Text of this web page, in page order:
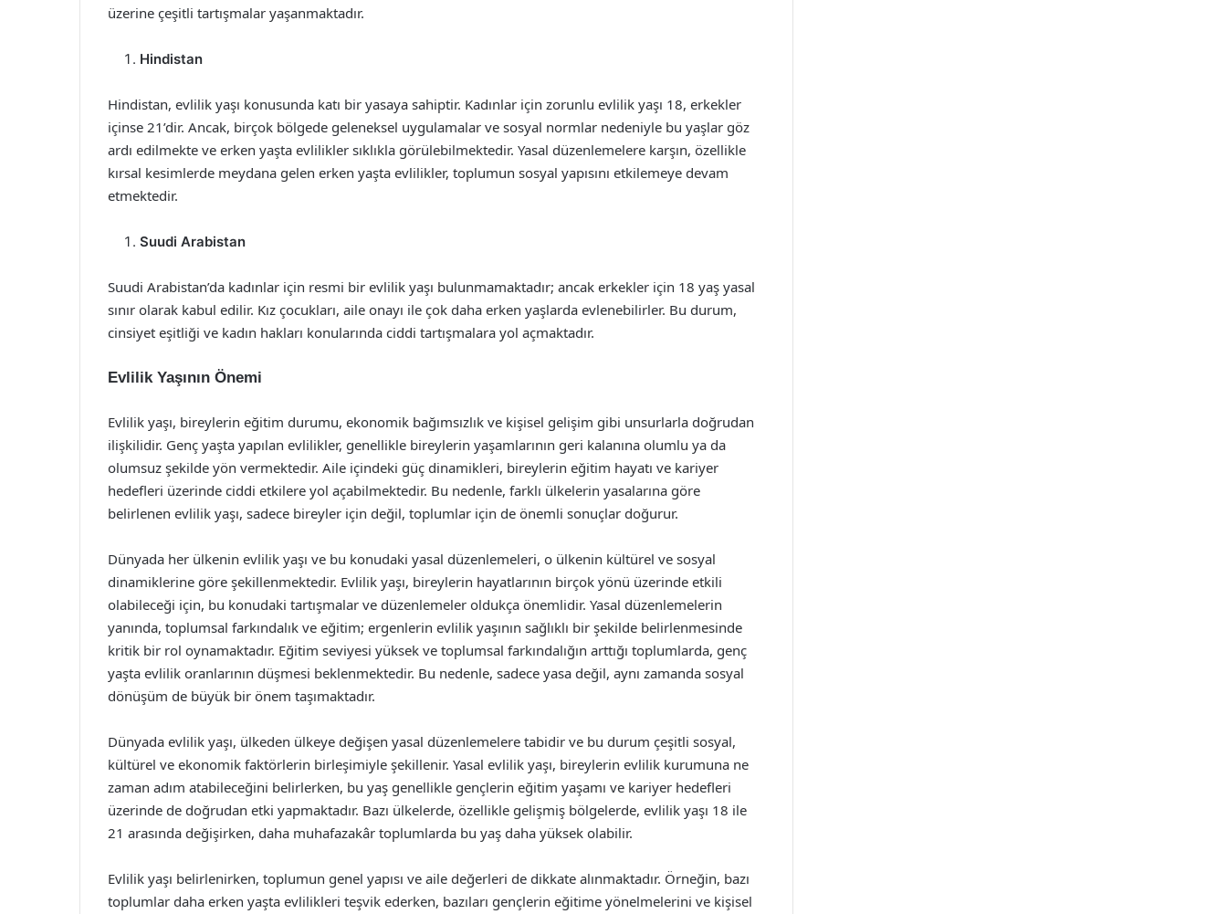
üzerine çeşitli tartışmalar yaşanmaktadır.
Hindistan
Hindistan, evlilik yaşı konusunda katı bir yasaya sahiptir. Kadınlar için zorunlu evlilik yaşı 18, erkekler
içinse 21’dir. Ancak, birçok bölgede geleneksel uygulamalar ve sosyal normlar nedeniyle bu yaşlar göz
ardı edilmekte ve erken yaşta evlilikler sıklıkla görülebilmektedir. Yasal düzenlemelere karşın, özellikle
kırsal kesimlerde meydana gelen erken yaşta evlilikler, toplumun sosyal yapısını etkilemeye devam
etmektedir.
Suudi Arabistan
Suudi Arabistan’da kadınlar için resmi bir evlilik yaşı bulunmamaktadır; ancak erkekler için 18 yaş yasal
sınır olarak kabul edilir. Kız çocukları, aile onayı ile çok daha erken yaşlarda evlenebilirler. Bu durum,
cinsiyet eşitliği ve kadın hakları konularında ciddi tartışmalara yol açmaktadır.
Evlilik Yaşının Önemi
Evlilik yaşı, bireylerin eğitim durumu, ekonomik bağımsızlık ve kişisel gelişim gibi unsurlarla doğrudan
ilişkilidir. Genç yaşta yapılan evlilikler, genellikle bireylerin yaşamlarının geri kalanına olumlu ya da
olumsuz şekilde yön vermektedir. Aile içindeki güç dinamikleri, bireylerin eğitim hayatı ve kariyer
hedefleri üzerinde ciddi etkilere yol açabilmektedir. Bu nedenle, farklı ülkelerin yasalarına göre
belirlenen evlilik yaşı, sadece bireyler için değil, toplumlar için de önemli sonuçlar doğurur.
Dünyada her ülkenin evlilik yaşı ve bu konudaki yasal düzenlemeleri, o ülkenin kültürel ve sosyal
dinamiklerine göre şekillenmektedir. Evlilik yaşı, bireylerin hayatlarının birçok yönü üzerinde etkili
olabileceği için, bu konudaki tartışmalar ve düzenlemeler oldukça önemlidir. Yasal düzenlemelerin
yanında, toplumsal farkındalık ve eğitim; ergenlerin evlilik yaşının sağlıklı bir şekilde belirlenmesinde
kritik bir rol oynamaktadır. Eğitim seviyesi yüksek ve toplumsal farkındalığın arttığı toplumlarda, genç
yaşta evlilik oranlarının düşmesi beklenmektedir. Bu nedenle, sadece yasa değil, aynı zamanda sosyal
dönüşüm de büyük bir önem taşımaktadır.
Dünyada evlilik yaşı, ülkeden ülkeye değişen yasal düzenlemelere tabidir ve bu durum çeşitli sosyal,
kültürel ve ekonomik faktörlerin birleşimiyle şekillenir. Yasal evlilik yaşı, bireylerin evlilik kurumuna ne
zaman adım atabileceğini belirlerken, bu yaş genellikle gençlerin eğitim yaşamı ve kariyer hedefleri
üzerinde de doğrudan etki yapmaktadır. Bazı ülkelerde, özellikle gelişmiş bölgelerde, evlilik yaşı 18 ile
21 arasında değişirken, daha muhafazakâr toplumlarda bu yaş daha yüksek olabilir.
Evlilik yaşı belirlenirken, toplumun genel yapısı ve aile değerleri de dikkate alınmaktadır. Örneğin, bazı
toplumlar daha erken yaşta evlilikleri teşvik ederken, bazıları gençlerin eğitime yönelmelerini ve kişisel